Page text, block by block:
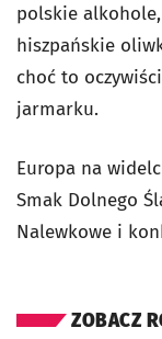
polskie
hiszpańskie
choć to
jarmarku.
Europa na
Smak Dolnego
Nalewkowe i
ZOBACZ